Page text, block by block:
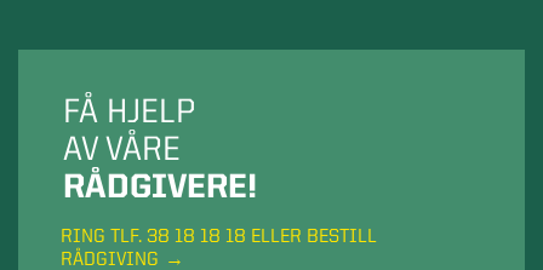
FÅ HJELP
AV VÅRE
RÅDGIVERE!
RING TLF. 38 18 18 18 ELLER BESTILL
RÅDGIVING